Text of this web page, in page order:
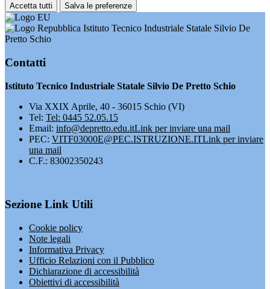
Accetta tutti Salva le preferenze
Istituto Tecnico Industriale Statale Silvio De
Pretto Schio
Contatti
Istituto Tecnico Industriale Statale Silvio De Pretto Schio
Via XXIX Aprile, 40 - 36015 Schio (VI)
Tel: Tel: 0445 52.05.15
Email: info@depretto.edu.itLink per inviare una mail
PEC: VITF03000E@PEC.ISTRUZIONE.ITLink per inviare
una mail
C.F.: 83002350243
Sezione Link Utili
Cookie policy
Note legali
Informativa Privacy
Ufficio Relazioni con il Pubblico
Dichiarazione di accessibilità
Obiettivi di accessibilità